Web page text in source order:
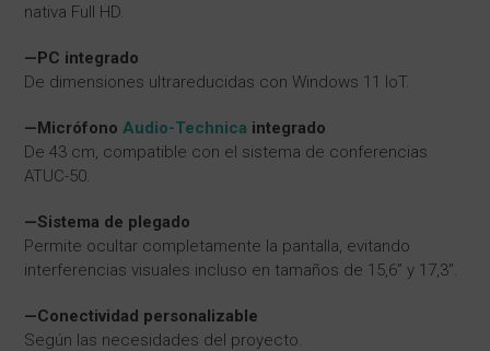
nativa Full HD.
—PC integrado
De dimensiones ultrareducidas con Windows 11 IoT.
—Micrófono Audio-Technica integrado
De 43 cm, compatible con el sistema de conferencias
ATUC-50.
—Sistema de plegado
Permite ocultar completamente la pantalla, evitando
interferencias visuales incluso en tamaños de 15,6” y 17,3”.
—Conectividad personalizable
Según las necesidades del proyecto.